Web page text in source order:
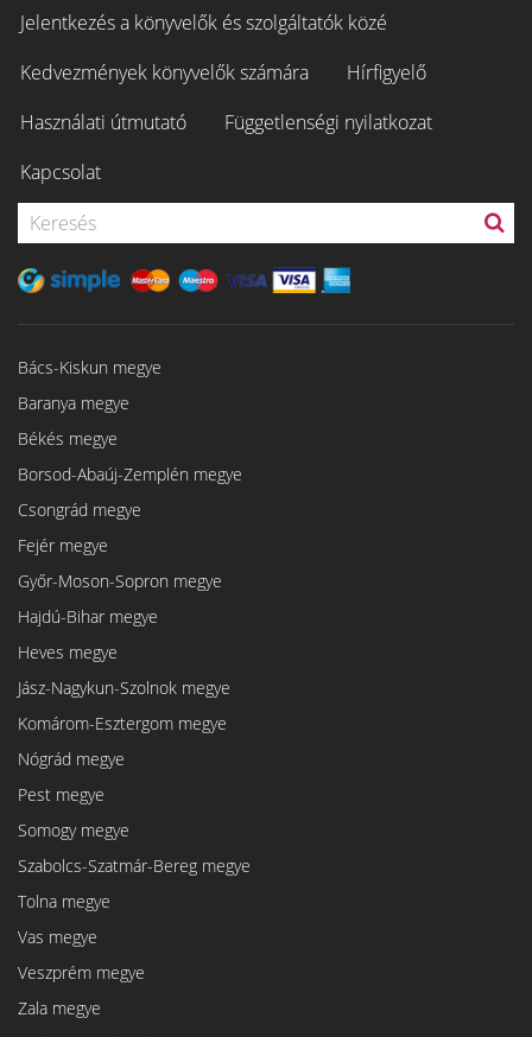
Jelentkezés a könyvelők és szolgáltatók közé
Kedvezmények könyvelők számára
Hírfigyelő
Használati útmutató
Függetlenségi nyilatkozat
Kapcsolat
Bács-Kiskun megye
Baranya megye
Békés megye
Borsod-Abaúj-Zemplén megye
Csongrád megye
Fejér megye
Győr-Moson-Sopron megye
Hajdú-Bihar megye
Heves megye
Jász-Nagykun-Szolnok megye
Komárom-Esztergom megye
Nógrád megye
Pest megye
Somogy megye
Szabolcs-Szatmár-Bereg megye
Tolna megye
Vas megye
Veszprém megye
Zala megye